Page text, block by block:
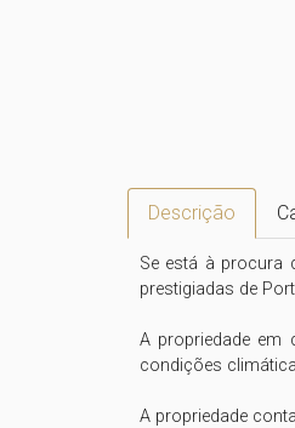
Descrição
Se está à procura
prestigiadas de
A propriedade em
condições
A propriedade